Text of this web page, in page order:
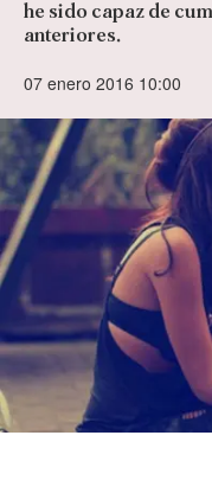
he sido capaz de
anteriores.
07 enero 2016 10:00